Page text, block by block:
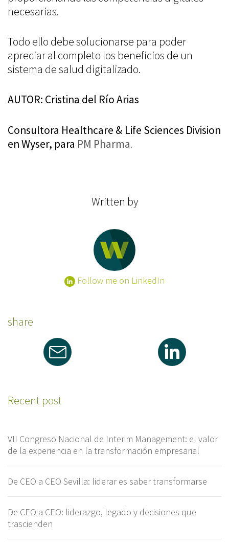
necesarias.
Todo ello debe solucionarse para poder
apreciar al completo los beneficios de un
sistema de salud digitalizado.
AUTOR: Cristina del Río Arias
Consultora Healthcare & Life Sciences Division
en Wyser, para PM Pharma.
Written by
Follow me on LinkedIn
share
Recent post
VII Congreso Nacional de Interim Management: el valor
de la experiencia en la transformación empresarial
De CEO a CEO Sevilla: liderar es saber transformarse
De CEO a CEO: liderazgo, legado y decisiones que
trascienden